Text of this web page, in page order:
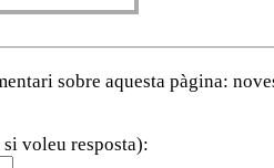
sobre aquesta pàgina:
voleu resposta):